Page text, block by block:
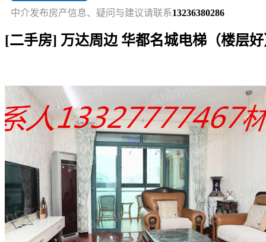
中介发布房产信息、疑问与建议请联系13236380286
[二手房] 万达周边 华都名城电梯（楼层
短讯